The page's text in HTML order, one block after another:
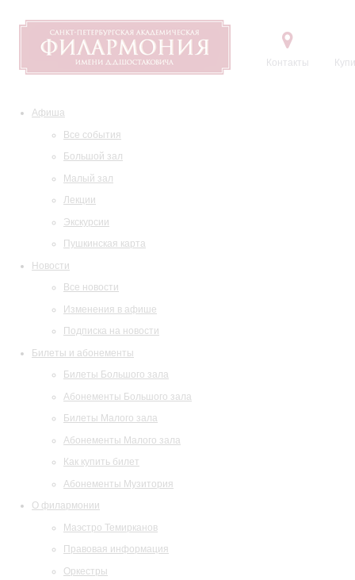
Контакты
Афиша
Все события
Большой зал
Малый зал
Лекции
Экскурсии
Пушкинская карта
Новости
Все новости
Изменения в афише
Подписка на новости
Билеты и абонементы
Билеты Большого зала
Абонементы Большого зала
Билеты Малого зала
Абонементы Малого зала
Как купить билет
Абонементы Музитория
О филармонии
Маэстро Темирканов
Правовая информация
Оркестры